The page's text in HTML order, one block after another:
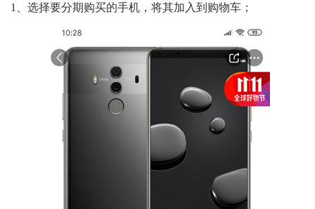
1、选择要分期购买的手机，将其加入到购物车；